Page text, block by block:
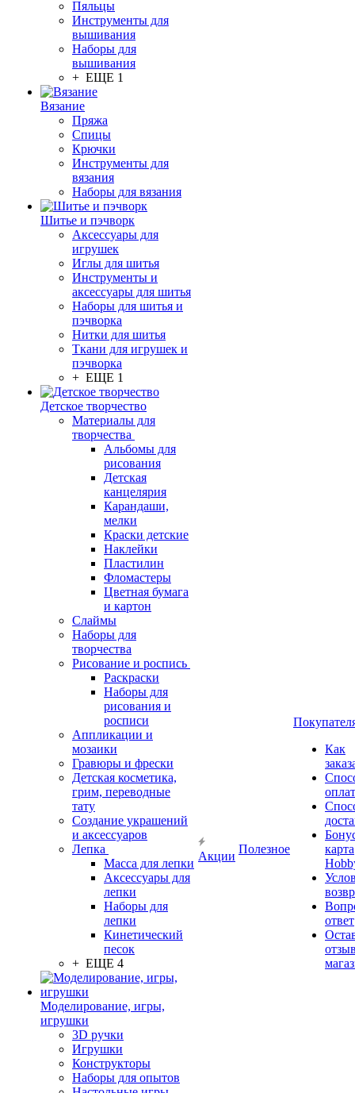
Пяльцы
Инструменты для
вышивания
Наборы для
вышивания
+ ЕЩЕ 1
Вязание
Пряжа
Спицы
Крючки
Инструменты для
вязания
Наборы для вязания
Шитье и пэчворк
Аксессуары для
игрушек
Иглы для шитья
Инструменты и
аксессуары для шитья
Наборы для шитья и
пэчворка
Нитки для шитья
Ткани для игрушек и
пэчворка
+ ЕЩЕ 1
Детское творчество
Материалы для
творчества
Альбомы для
рисования
Детская
канцелярия
Карандаши,
мелки
Краски детские
Наклейки
Пластилин
Фломастеры
Цветная бумага
и картон
Слаймы
Наборы для
творчества
Рисование и роспись
Раскраски
Наборы для
рисования и
росписи
Аппликации и
мозаики
Гравюры и фрески
Детская косметика,
грим, переводные
тату
Создание украшений
и аксессуаров
Лепка
Масса для лепки
Аксессуары для
лепки
Наборы для
лепки
Кинетический
песок
+ ЕЩЕ 4
Моделирование, игры,
игрушки
3D ручки
Игрушки
Конструкторы
Наборы для опытов
Акции
Полезное
Как
карта
ответ